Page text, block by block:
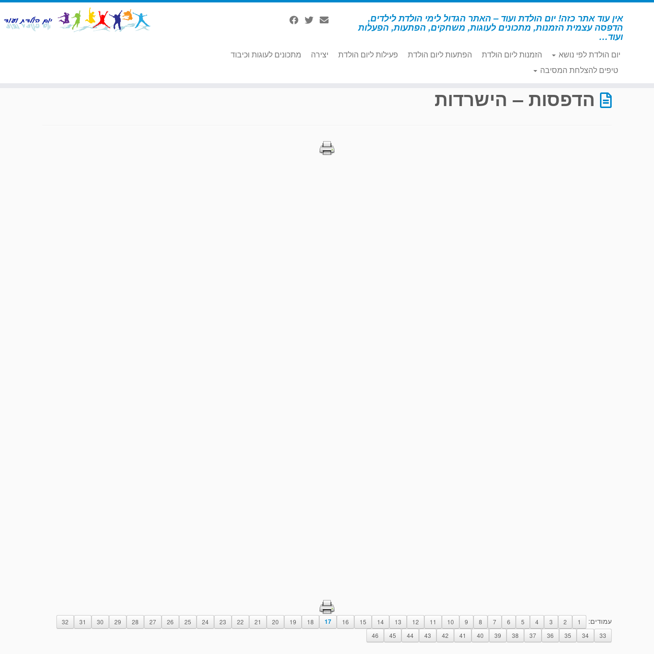
דלג
אין עוד אתר כזה! יום הולדת ועוד – האתר הגדול לימי הולדת לילדים,
הדפסה עצמית הזמנות, מתכונים לעוגות, משחקים, הפתעות, הפעלות
ועוד…
יום הולדת לפי נושא הזמנות ליום הולדת הפתעות ליום הולדת פעילות ליום הולדת יצירה
מתכונים לעוגות וכיבוד
טיפים להצלחת המסיבה
דף הבית » הדפסות – הישרדות
הדפסות – הישרדות
עמודים: 1
2
3
4
5
6
7
8
9
10
11
12
13
14
15
16
17
18
19
20
21
22
23
24
25
26
27
28
29
30
31
32
33
34
35
36
37
38
39
40
41
42
43
44
45
46